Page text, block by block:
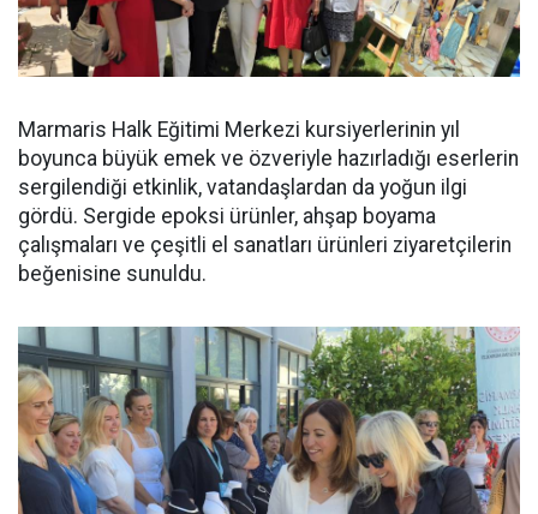
Marmaris Halk Eğitimi Merkezi kursiyerlerinin yıl
boyunca büyük emek ve özveriyle hazırladığı eserlerin
sergilendiği etkinlik, vatandaşlardan da yoğun ilgi
gördü. Sergide epoksi ürünler, ahşap boyama
çalışmaları ve çeşitli el sanatları ürünleri ziyaretçilerin
beğenisine sunuldu.